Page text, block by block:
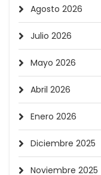
Agosto 2026
Julio 2026
Mayo 2026
Abril 2026
Enero 2026
Diciembre 2025
Noviembre 2025